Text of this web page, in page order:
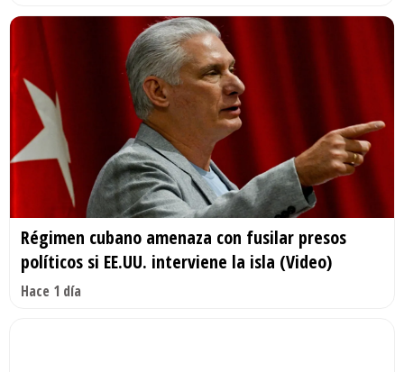
Régimen cubano amenaza con fusilar presos
políticos si EE.UU. interviene la isla (Video)
Hace 1 día